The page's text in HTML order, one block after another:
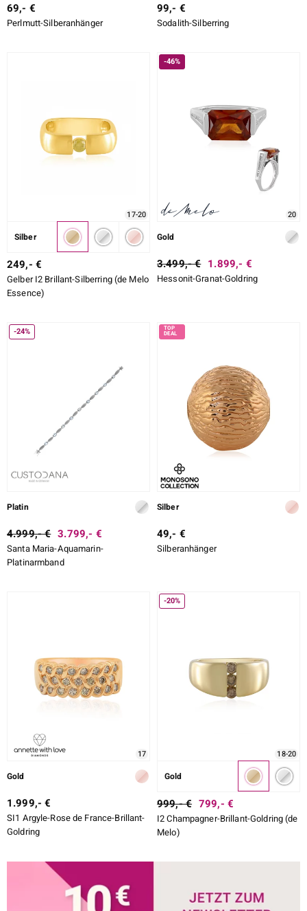
DE MELO
69,- €
Perlmutt-Silberanhänger
99,- €
Sodalith-Silberring
17-20
Silber
249,- €
Gelber I2 Brillant-Silberring (de Melo
Essence)
-46%
20
Gold
3.499,- € 1.899,- €
Hessonit-Granat-Goldring
-24%
Platin
4.999,- € 3.799,- €
Santa Maria-Aquamarin-
Platinarmband
Silber
49,- €
Silberanhänger
17
Gold
1.999,- €
SI1 Argyle-Rose de France-Brillant-
Goldring
-20%
18-20
Gold
999,- € 799,- €
I2 Champagner-Brillant-Goldring (de
Melo)